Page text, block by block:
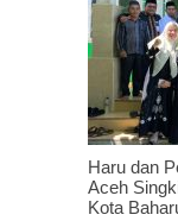
Haru dan
Aceh
Kota